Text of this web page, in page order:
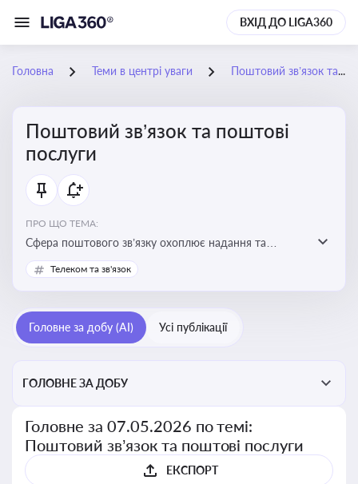
ВХІД ДО LIGA360
Головна Теми в центрі уваги Поштовий зв’язок та поштові послуги
Поштовий зв’язок та поштові
послуги
ПРО ЩО ТЕМА:
Сфера поштового зв’язку охоплює надання та
контроль послуг поштового обслуговування, що
регулюється спеціальним законодавством. Для
ліцензійних умов, участі в державних реєстрах і
забезпечення прав споживачів.
Телеком та зв'язок
Головне за добу (AI) Усі публікації
ГОЛОВНЕ ЗА ДОБУ
Головне за 07.05.2026 по темі:
Поштовий зв’язок та поштові послуги
ЕКСПОРТ